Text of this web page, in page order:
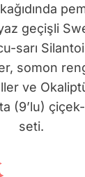
geçişli
sarı
somon
ve
(9’lu)
seti.